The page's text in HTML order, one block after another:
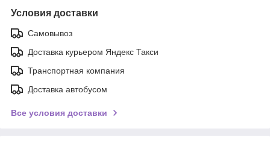
Условия доставки
Самовывоз
Доставка курьером Яндекс Такси
Транспортная компания
Доставка автобусом
Все условия доставки